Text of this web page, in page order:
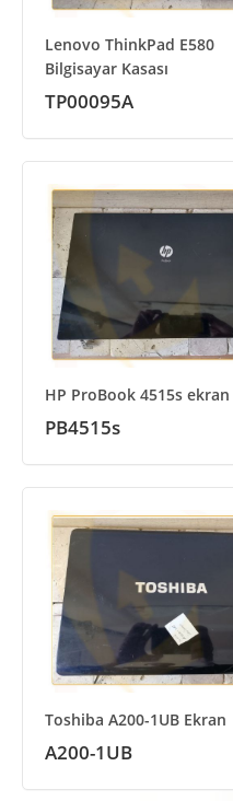
Lenovo ThinkPad E580
Bilgisayar Kasası
TP00095A
HP ProBook 4515s ekran
PB4515s
Toshiba A200-1UB Ekran
A200-1UB